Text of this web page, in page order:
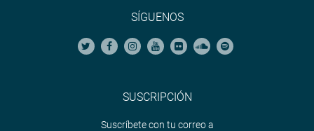
SÍGUENOS
SUSCRIPCIÓN
Suscríbete con tu correo a